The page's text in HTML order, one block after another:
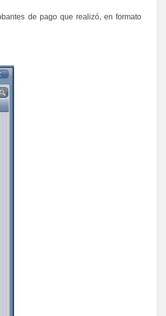
de pago que realizó, en formato